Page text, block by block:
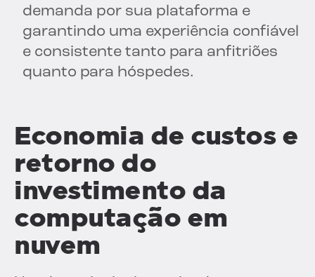
demanda por sua plataforma e
garantindo uma experiência confiável
e consistente tanto para anfitriões
quanto para hóspedes.
Economia de custos e
retorno do
investimento da
computação em
nuvem